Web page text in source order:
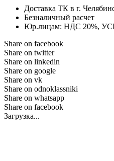
Доставка ТК в г.
Безналичный расчет
Юр.лицам: НДС 20%,
Share on facebook
Share on twitter
Share on linkedin
Share on google
Share on vk
Share on odnoklassniki
Share on whatsapp
Share on facebook
Загрузка...